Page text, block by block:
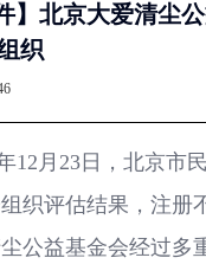
】北京⼤爱清尘
织
月23日，北京市民
织评估结果，注册
公益基金会经过多